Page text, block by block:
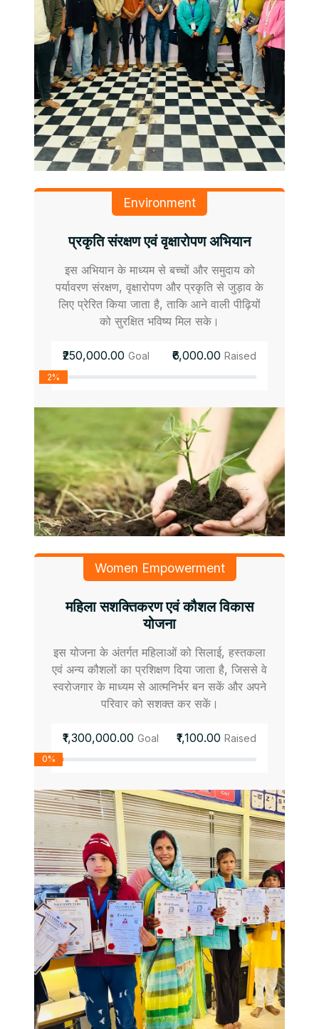
Environment
प्रकृति संरक्षण एवं वृक्षारोपण अभियान
इस अभियान के माध्यम से बच्चों और समुदाय को
पर्यावरण संरक्षण, वृक्षारोपण और प्रकृति से जुड़ाव के
लिए प्रेरित किया जाता है, ताकि आने वाली पीढ़ियों
को सुरक्षित भविष्य मिल सके।
₹250,000.00 Goal ₹6,000.00 Raised
2%
Women Empowerment
महिला सशक्तिकरण एवं कौशल विकास
योजना
इस योजना के अंतर्गत महिलाओं को सिलाई, हस्तकला
एवं अन्य कौशलों का प्रशिक्षण दिया जाता है, जिससे वे
स्वरोजगार के माध्यम से आत्मनिर्भर बन सकें और अपने
परिवार को सशक्त कर सकें।
₹1,300,000.00 Goal ₹1,100.00 Raised
0%